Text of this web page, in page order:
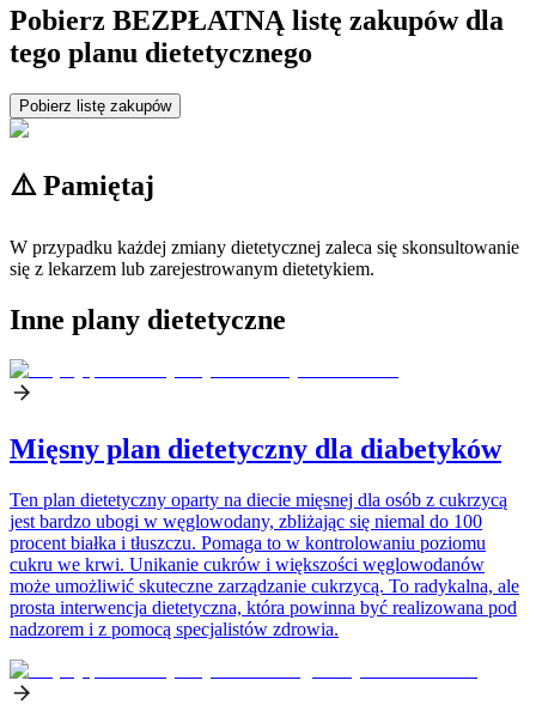
Pobierz BEZPŁATNĄ listę zakupów dla
tego planu dietetycznego
Pobierz listę zakupów
⚠️ Pamiętaj
W przypadku każdej zmiany dietetycznej zaleca się skonsultowanie
się z lekarzem lub zarejestrowanym dietetykiem.
Inne plany dietetyczne
Mięsny plan dietetyczny dla diabetyków
Ten plan dietetyczny oparty na diecie mięsnej dla osób z cukrzycą
jest bardzo ubogi w węglowodany, zbliżając się niemal do 100
procent białka i tłuszczu. Pomaga to w kontrolowaniu poziomu
cukru we krwi. Unikanie cukrów i większości węglowodanów
może umożliwić skuteczne zarządzanie cukrzycą. To radykalna, ale
prosta interwencja dietetyczna, która powinna być realizowana pod
nadzorem i z pomocą specjalistów zdrowia.